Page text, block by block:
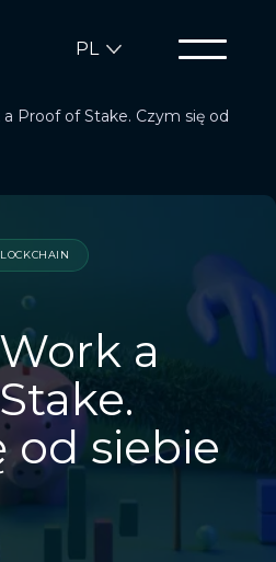
PL
Proof of Stake. Czym się od
a
od siebie